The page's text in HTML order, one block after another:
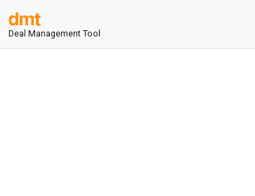
Deal Management Tool